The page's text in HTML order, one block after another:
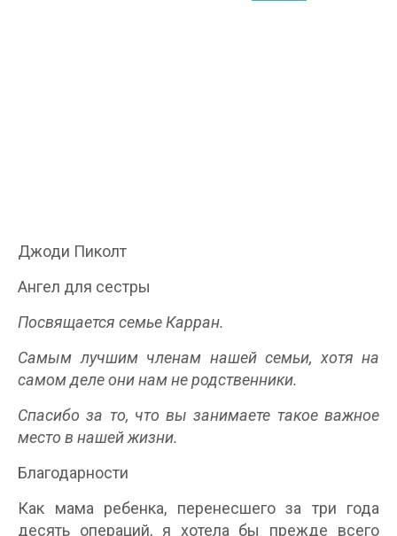
Джоди Пиколт
Ангел для сестры
Посвящается семье Карран.
Самым лучшим членам нашей семьи, хотя на
самом деле они нам не родственники.
Спасибо за то, что вы занимаете такое важное
место в нашей жизни.
Благодарности
Как мама ребенка, перенесшего за три года
десять операций, я хотела бы прежде всего